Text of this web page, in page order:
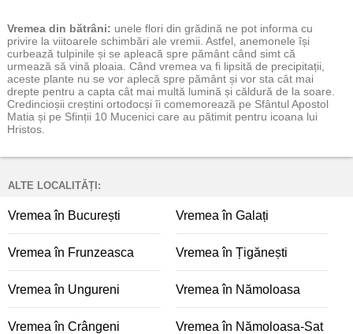
Vremea din bătrâni: unele flori din grădină ne pot informa cu
privire la viitoarele schimbări ale vremii. Astfel, anemonele își
curbează tulpinile și se apleacă spre pământ când simt că
urmează să vină ploaia. Când vremea va fi lipsită de precipitații,
aceste plante nu se vor aplecă spre pământ și vor sta cât mai
drepte pentru a capta cât mai multă lumină și căldură de la soare.
Credincioșii creștini ortodocși îi comemorează pe Sfântul Apostol
Matia și pe Sfinții 10 Mucenici care au pătimit pentru icoana lui
Hristos.
ALTE LOCALITĂȚI:
Vremea în București Vremea în Galați
Vremea în Frunzeasca Vremea în Țigănești
Vremea în Ungureni Vremea în Nămoloasa
Vremea în Crângeni Vremea în Nămoloasa-Sat